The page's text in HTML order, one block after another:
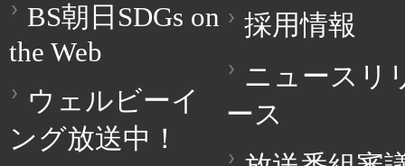
BS朝日SDGs on
the Web
ウェルビーイ
ング放送中！
採用情報
ニュースリ
ース